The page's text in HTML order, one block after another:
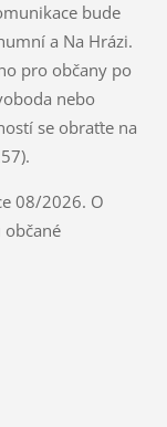
bude
a Na Hrázi.
pro občany po
nebo
se obraťte na
08/2026. O